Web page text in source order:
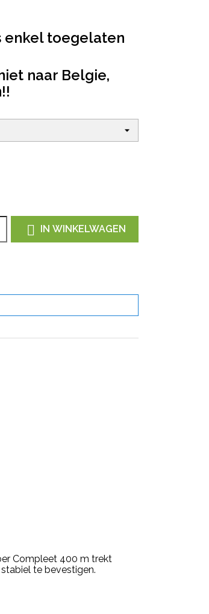
enkel toegelaten
naar Belgie,
 IN WINKELWAGEN
Compleet 400 m trekt
te bevestigen.